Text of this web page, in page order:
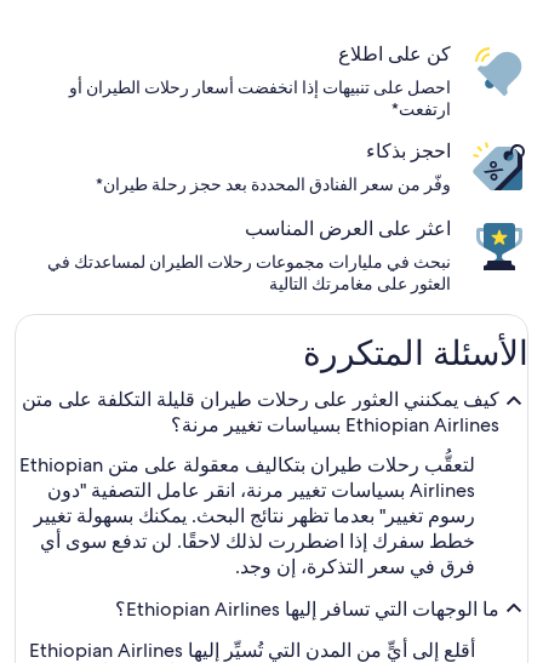
كن على اطلاع
احصل على تنبيهات إذا انخفضت أسعار رحلات الطيران أو
ارتفعت*
احجز بذكاء
وفّر من سعر الفنادق المحددة بعد حجز رحلة طيران*
اعثر على العرض المناسب
نبحث في مليارات مجموعات رحلات الطيران لمساعدتك في
العثور على مغامرتك التالية
الأسئلة المتكررة
كيف يمكنني العثور على رحلات طيران قليلة التكلفة على متن
Ethiopian Airlines بسياسات تغيير مرنة؟
لتعقُّب رحلات طيران بتكاليف معقولة على متن Ethiopian
Airlines بسياسات تغيير مرنة، انقر عامل التصفية "دون
رسوم تغيير" بعدما تظهر نتائج البحث. يمكنك بسهولة تغيير
خطط سفرك إذا اضطررت لذلك لاحقًا. لن تدفع سوى أي
فرق في سعر التذكرة، إن وجد.
ما الوجهات التي تسافر إليها Ethiopian Airlines؟
أقلع إلى أيٍّ من المدن التي تُسيِّر إليها Ethiopian Airlines